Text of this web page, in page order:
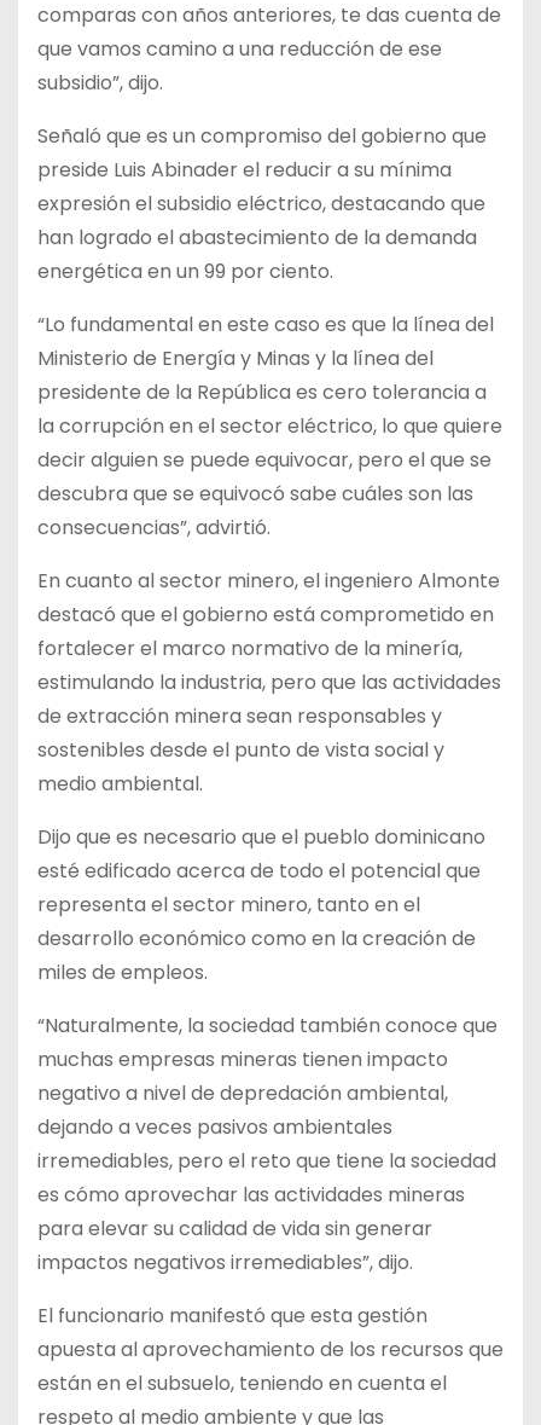
comparas con años anteriores, te das cuenta de
que vamos camino a una reducción de ese
subsidio”, dijo.
Señaló que es un compromiso del gobierno que
preside Luis Abinader el reducir a su mínima
expresión el subsidio eléctrico, destacando que
han logrado el abastecimiento de la demanda
energética en un 99 por ciento.
“Lo fundamental en este caso es que la línea del
Ministerio de Energía y Minas y la línea del
presidente de la República es cero tolerancia a
la corrupción en el sector eléctrico, lo que quiere
decir alguien se puede equivocar, pero el que se
descubra que se equivocó sabe cuáles son las
consecuencias”, advirtió.
En cuanto al sector minero, el ingeniero Almonte
destacó que el gobierno está comprometido en
fortalecer el marco normativo de la minería,
estimulando la industria, pero que las actividades
de extracción minera sean responsables y
sostenibles desde el punto de vista social y
medio ambiental.
Dijo que es necesario que el pueblo dominicano
esté edificado acerca de todo el potencial que
representa el sector minero, tanto en el
desarrollo económico como en la creación de
miles de empleos.
“Naturalmente, la sociedad también conoce que
muchas empresas mineras tienen impacto
negativo a nivel de depredación ambiental,
dejando a veces pasivos ambientales
irremediables, pero el reto que tiene la sociedad
es cómo aprovechar las actividades mineras
para elevar su calidad de vida sin generar
impactos negativos irremediables”, dijo.
El funcionario manifestó que esta gestión
apuesta al aprovechamiento de los recursos que
están en el subsuelo, teniendo en cuenta el
respeto al medio ambiente y que las